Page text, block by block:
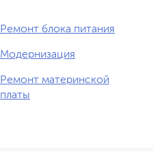
Ремонт блока питания
Модернизация
Ремонт материнской
платы